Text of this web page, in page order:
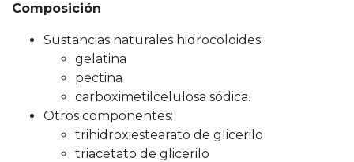
Composición
Sustancias naturales hidrocoloides:
gelatina
pectina
carboximetilcelulosa sódica.
Otros componentes:
trihidroxiestearato de glicerilo
triacetato de glicerilo